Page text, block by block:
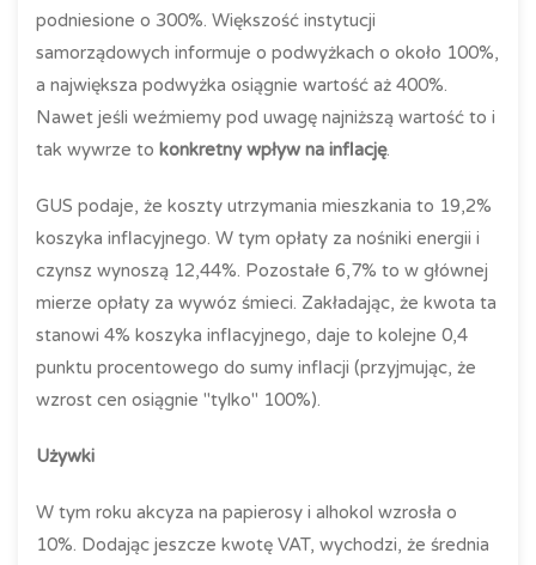
podniesione o 300%. Większość instytucji
samorządowych informuje o podwyżkach o około 100%,
a największa podwyżka osiągnie wartość aż 400%.
Nawet jeśli weźmiemy pod uwagę najniższą wartość to i
tak wywrze to konkretny wpływ na inflację.
GUS podaje, że koszty utrzymania mieszkania to 19,2%
koszyka inflacyjnego. W tym opłaty za nośniki energii i
czynsz wynoszą 12,44%. Pozostałe 6,7% to w głównej
mierze opłaty za wywóz śmieci. Zakładając, że kwota ta
stanowi 4% koszyka inflacyjnego, daje to kolejne 0,4
punktu procentowego do sumy inflacji (przyjmując, że
wzrost cen osiągnie "tylko" 100%).
Używki
W tym roku akcyza na papierosy i alhokol wzrosła o
10%. Dodając jeszcze kwotę VAT, wychodzi, że średnia